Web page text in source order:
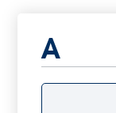
A